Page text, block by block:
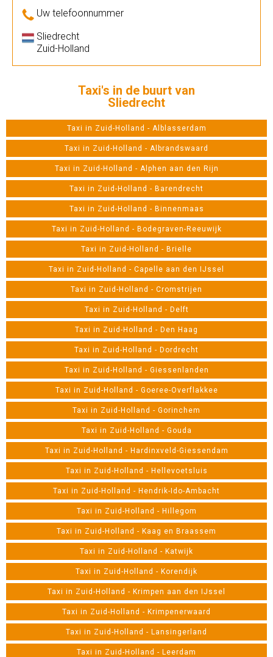
Uw telefoonnummer
Sliedrecht
Zuid-Holland
Taxi's in de buurt van
Sliedrecht
Taxi in Zuid-Holland - Alblasserdam
Taxi in Zuid-Holland - Albrandswaard
Taxi in Zuid-Holland - Alphen aan den Rijn
Taxi in Zuid-Holland - Barendrecht
Taxi in Zuid-Holland - Binnenmaas
Taxi in Zuid-Holland - Bodegraven-Reeuwijk
Taxi in Zuid-Holland - Brielle
Taxi in Zuid-Holland - Capelle aan den IJssel
Taxi in Zuid-Holland - Cromstrijen
Taxi in Zuid-Holland - Delft
Taxi in Zuid-Holland - Den Haag
Taxi in Zuid-Holland - Dordrecht
Taxi in Zuid-Holland - Giessenlanden
Taxi in Zuid-Holland - Goeree-Overflakkee
Taxi in Zuid-Holland - Gorinchem
Taxi in Zuid-Holland - Gouda
Taxi in Zuid-Holland - Hardinxveld-Giessendam
Taxi in Zuid-Holland - Hellevoetsluis
Taxi in Zuid-Holland - Hendrik-Ido-Ambacht
Taxi in Zuid-Holland - Hillegom
Taxi in Zuid-Holland - Kaag en Braassem
Taxi in Zuid-Holland - Katwijk
Taxi in Zuid-Holland - Korendijk
Taxi in Zuid-Holland - Krimpen aan den IJssel
Taxi in Zuid-Holland - Krimpenerwaard
Taxi in Zuid-Holland - Lansingerland
Taxi in Zuid-Holland - Leerdam